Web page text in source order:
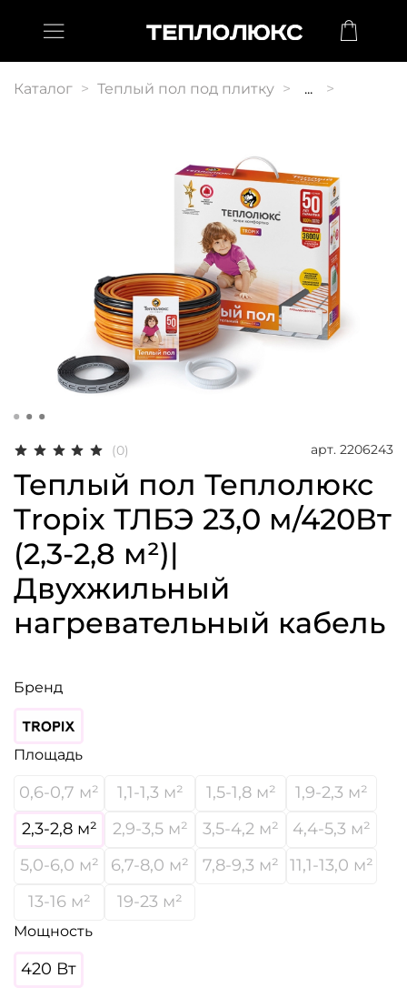
Каталог Теплый пол под плитку ...
(0) арт. 2206243
Теплый пол Теплолюкс
Tropix ТЛБЭ 23,0 м/420Вт
(2,3-2,8 м²)|
Двухжильный
нагревательный кабель
Бренд
Площадь
0,6-0,7 м² 1,1-1,3 м² 1,5-1,8 м²
1,9-2,3 м²
2,3-2,8 м²
2,9-3,5 м² 3,5-4,2 м²
4,4-5,3 м²
5,0-6,0 м²
6,7-8,0 м² 7,8-9,3 м² 11,1-13,0 м²
13-16 м²
19-23 м²
Мощность
420 Вт